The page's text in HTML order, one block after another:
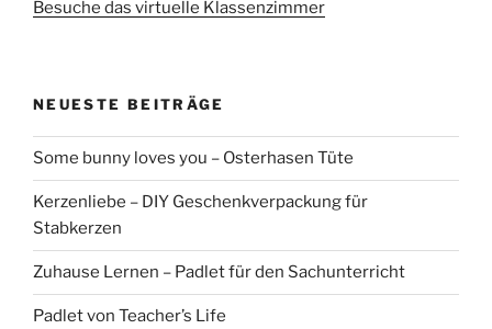
Besuche das virtuelle Klassenzimmer
NEUESTE BEITRÄGE
Some bunny loves you – Osterhasen Tüte
Kerzenliebe – DIY Geschenkverpackung für
Stabkerzen
Zuhause Lernen – Padlet für den Sachunterricht
Padlet von Teacher’s Life